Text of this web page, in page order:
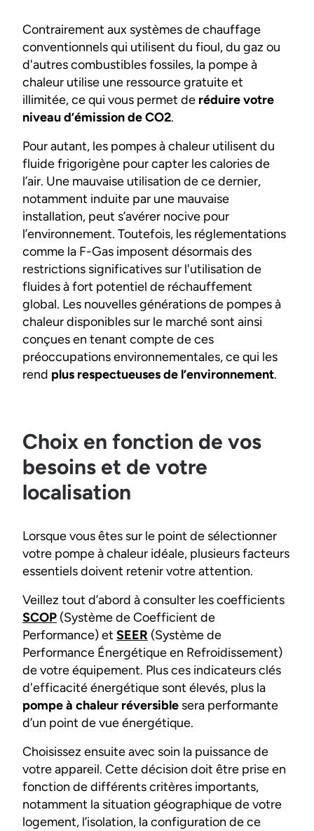
Contrairement aux systèmes de chauffage
conventionnels qui utilisent du fioul, du gaz ou
d'autres combustibles fossiles, la pompe à
chaleur utilise une ressource gratuite et
illimitée, ce qui vous permet de réduire votre
niveau d’émission de CO2.
Pour autant, les pompes à chaleur utilisent du
fluide frigorigène pour capter les calories de
l’air. Une mauvaise utilisation de ce dernier,
notamment induite par une mauvaise
installation, peut s’avérer nocive pour
l’environnement. Toutefois, les réglementations
comme la F-Gas imposent désormais des
restrictions significatives sur l'utilisation de
fluides à fort potentiel de réchauffement
global. Les nouvelles générations de pompes à
chaleur disponibles sur le marché sont ainsi
conçues en tenant compte de ces
préoccupations environnementales, ce qui les
rend plus respectueuses de l’environnement.
Choix en fonction de vos
besoins et de votre
localisation
Lorsque vous êtes sur le point de sélectionner
votre pompe à chaleur idéale, plusieurs facteurs
essentiels doivent retenir votre attention.
Veillez tout d’abord à consulter les coefficients
SCOP (Système de Coefficient de
Performance) et SEER (Système de
Performance Énergétique en Refroidissement)
de votre équipement. Plus ces indicateurs clés
d'efficacité énergétique sont élevés, plus la
pompe à chaleur réversible sera performante
d’un point de vue énergétique.
Choisissez ensuite avec soin la puissance de
votre appareil. Cette décision doit être prise en
fonction de différents critères importants,
notamment la situation géographique de votre
logement, l’isolation, la configuration de ce